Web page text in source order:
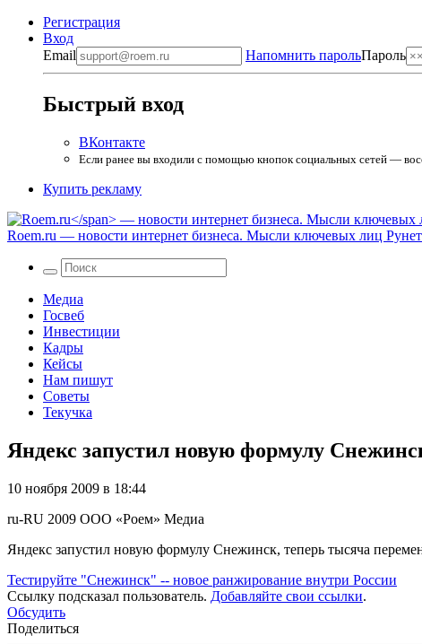
Регистрация
Вход
Email
Напомнить парольПароль
Быстрый вход
ВКонтакте
Если ранее вы входили с помощью кнопок социальных сетей —
Купить рекламу
Roem.ru — новости интернет бизнеса. Мысли ключевых лиц
Медиа
Госвеб
Инвестиции
Кадры
Кейсы
Нам пишут
Советы
Текучка
Яндекс запустил новую формулу
10 ноября 2009 в 18:44
ru-RU 2009 ООО «Роем» Медиа
Яндекс запустил новую формулу Снежинск, теперь тысяча
Тестируйте "Снежинск" -- новое ранжирование внутри России
Ссылку подсказал пользователь. Добавляйте свои ссылки.
Обсудить
Поделиться